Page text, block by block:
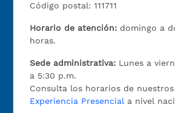
Código postal: 111711
Horario de atención: domingo a
horas.
Sede administrativa: Lunes a
a 5:30 p.m.
Consulta los horarios de nuestros
Experiencia Presencial a nivel